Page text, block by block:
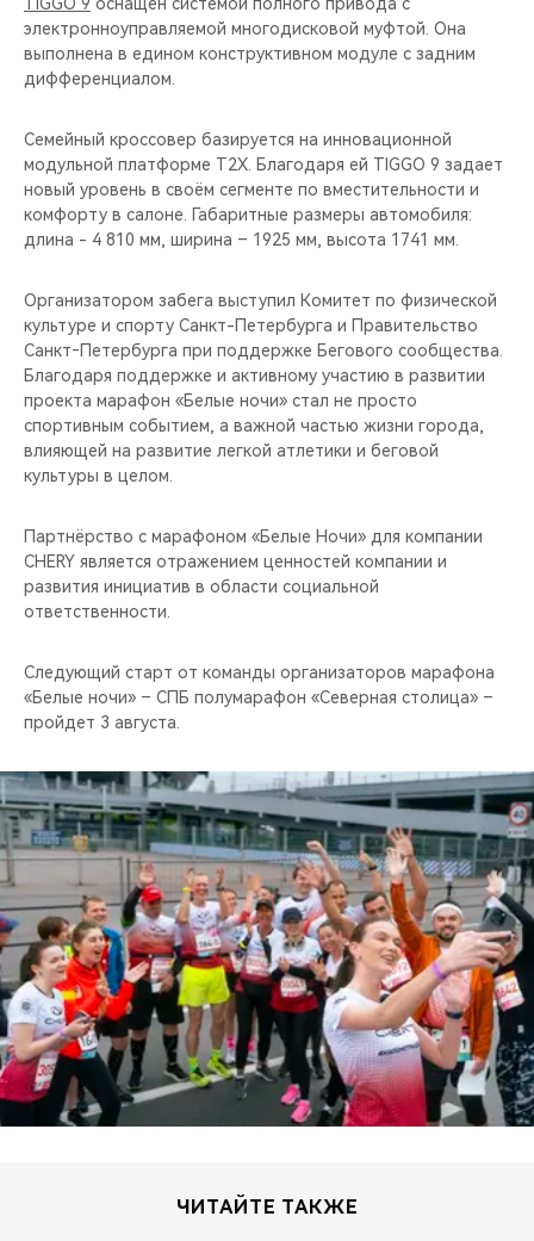
электронноуправляемой многодисковой муфтой. Она
выполнена в едином конструктивном модуле с задним
дифференциалом.
Семейный кроссовер базируется на инновационной
модульной платформе T2X. Благодаря ей TIGGO 9 задает
новый уровень в своём сегменте по вместительности и
комфорту в салоне. Габаритные размеры автомобиля:
длина - 4 810 мм, ширина – 1925 мм, высота 1741 мм.
Организатором забега выступил Комитет по физической
культуре и спорту Санкт-Петербурга и Правительство
Санкт‑Петербурга при поддержке Бегового сообщества.
Благодаря поддержке и активному участию в развитии
проекта марафон «Белые ночи» стал не просто
спортивным событием, а важной частью жизни города,
влияющей на развитие легкой атлетики и беговой
культуры в целом.
Партнёрство с марафоном «Белые Ночи» для компании
CHERY является отражением ценностей компании и
развития инициатив в области социальной
ответственности.
Следующий старт от команды организаторов марафона
«Белые ночи» – СПБ полумарафон «Северная столица» –
пройдет 3 августа.
ЧИТАЙТЕ ТАКЖЕ